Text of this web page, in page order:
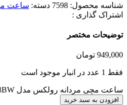
شناسه محصول: 7598 دسته: ساعت
اشتراک گذاری :
توضیحات مختصر
949,000 تومان
فقط 1 عدد در انبار موجود است
ساعت مچی مردانه رولکس مدل ROLEX PT-7598BW عدد
افزودن به سبد خرید